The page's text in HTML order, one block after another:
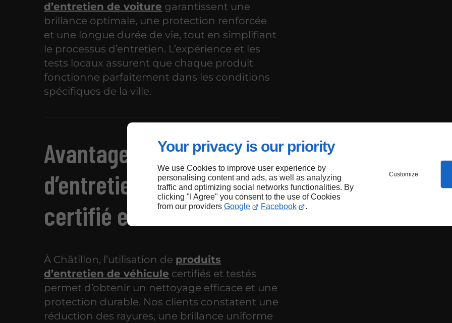
Your privacy is our priority
We use Cookies to improve user experience by
personalising content and ads, as well as analyzing
traffic and optimizing social networks functionalities. By
clicking "I Agree" you consent to the use of Cookies
from our providers Google Facebook .
Customize
d’entretien de voiture garantissent une
brillance optimale, une protection renforcée
et une longue durée de vie, tout en simplifiant
le processus d’entretien. L’expérience et les
tests locaux assurent que chaque produit
fonctionne parfaitement dans les conditions
spécifiques de la ville.
Avantages d’un produit
d’entretien de voiture
certifié et testé
À Châtillon, l’utilisation de produits
d’entretien de véhicule certifiés et testés
permet d’obtenir un nettoyage efficace et une
protection durable. Nos clients constatent une
réduction des rayures, une brillance uniforme